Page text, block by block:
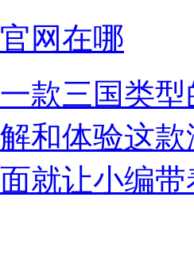
网在哪
款三国类
和体验这
就让小编